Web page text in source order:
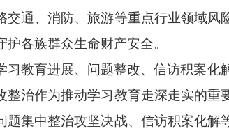
通、消防、旅游等重点行业领域风
各族群众生命财产安全。
教育进展、问题整改、信访积案化
治作为推动学习教育走深走实的重
集中整治攻坚决战、信访积案化解